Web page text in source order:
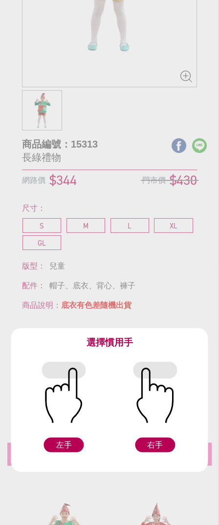
商品編號：15313
長綠禮物
網路價 $344 門市價 $430
尺寸：
S M L
XL
GL
版型： 兒童
配件： 帽子、底衣、背心、褲子
商品說明： 底衣有色差隨機出貨
#聖誕節 #耶誕節
#MerryChristmas
推薦商品
選擇慣用手
左手 右手